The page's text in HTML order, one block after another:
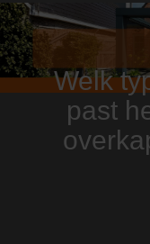
Welk
past